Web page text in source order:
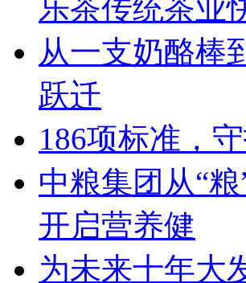
乐茶传统茶业
从一支奶酪棒
跃迁
186项标准，
中粮集团从“
开启营养健
为未来十年大